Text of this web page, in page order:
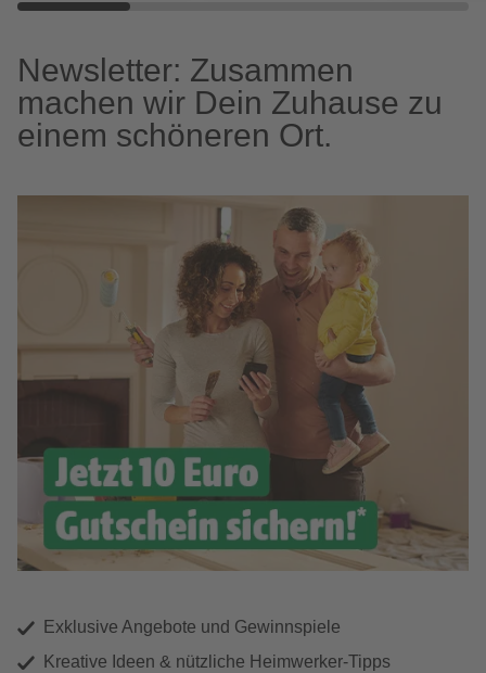
Newsletter: Zusammen
machen wir Dein Zuhause zu
einem schöneren Ort.
Exklusive Angebote und Gewinnspiele
Kreative Ideen & nützliche Heimwerker-Tipps